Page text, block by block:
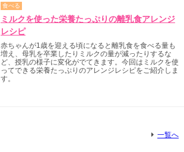
食べる
ミルクを使った栄養たっぷりの離乳食アレンジ
レシピ
赤ちゃんが1歳を迎える頃になると離乳食を食べる量も
増え、母乳を卒業したりミルクの量が減ったりするな
ど、授乳の様子に変化がでてきます。今回はミルクを使
ってできる栄養たっぷりのアレンジレシピをご紹介しま
す。
一覧へ